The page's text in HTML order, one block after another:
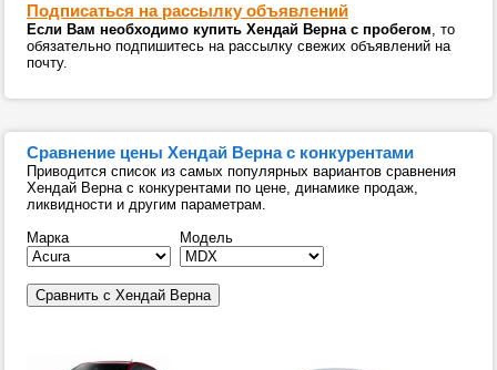
Подписаться на рассылку объявлений
Если Вам необходимо купить Хендай Верна с пробегом, то
обязательно подпишитесь на рассылку свежих объявлений на
почту.
Сравнение цены Хендай Верна с конкурентами
Приводится список из самых популярных вариантов сравнения
Хендай Верна с конкурентами по цене, динамике продаж,
ликвидности и другим параметрам.
Марка
Модель